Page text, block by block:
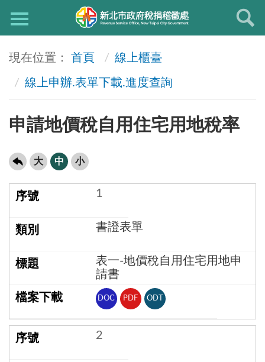
首頁 線上櫃臺
線上申辦.表單下載.進度查詢
申請地價稅自用住宅用地稅率
大 中 小
1
書證表單
表一-地價稅自用住宅用地申
請書
DOC PDF ODT
2